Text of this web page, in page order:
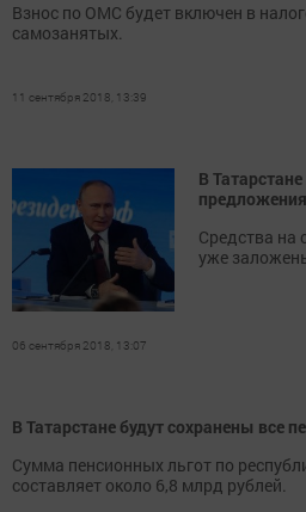
Взнос по ОМС будет включен в
самозанятых.
11 сентября 2018, 13:39
В
Средства на
уже
06 сентября 2018, 13:07
В Татарстане будут сохранены все
Сумма пенсионных льгот по
составляет около 6,8 млрд рублей.